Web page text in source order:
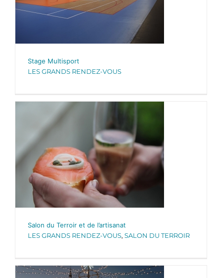
Stage Multisport
LES GRANDS RENDEZ-VOUS
Salon du Terroir et de l’artisanat
LES GRANDS RENDEZ-VOUS, SALON DU TERROIR